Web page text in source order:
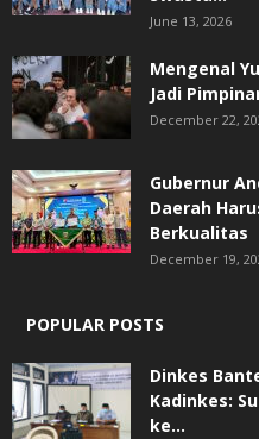
June 13, 2026
Mengenal
Jadi
December 22,
Gubernur
Daerah
Berkualitas
December 19,
POPULAR POSTS
Dinkes
Kadinkes:
ke...